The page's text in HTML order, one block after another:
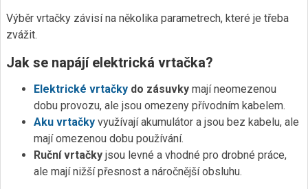
Výběr vrtačky závisí na několika parametrech, které je třeba
zvážit.
Jak se napájí elektrická vrtačka?
Elektrické vrtačky do zásuvky mají neomezenou
dobu provozu, ale jsou omezeny přívodním kabelem.
Aku vrtačky využívají akumulátor a jsou bez kabelu, ale
mají omezenou dobu používání.
Ruční vrtačky jsou levné a vhodné pro drobné práce,
ale mají nižší přesnost a náročnější obsluhu.